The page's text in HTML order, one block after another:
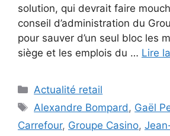
solution, qui devrait faire
conseil d’administration du
pour sauver d’un seul bloc les
siège et les emplois du … Lire
Catégories
Actualité retail
Étiquettes
Alexandre Bompard , Gaël
Carrefour, Groupe Casino,